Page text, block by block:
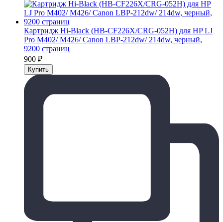
Картридж Hi-Black (HB-CF226X/CRG-052H) для HP LJ
Pro M402/ M426/ Canon LBP-212dw/ 214dw, черный,
9200 страниц
900 ₽